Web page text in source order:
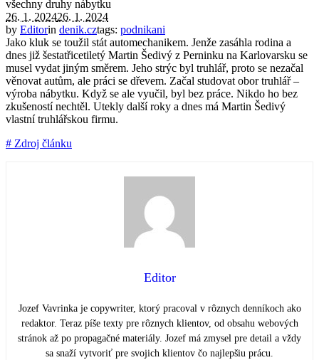
všechny druhy nábytku
26. 1. 202426. 1. 2024
by Editorin denik.cztags: podnikani
Jako kluk se toužil stát automechanikem. Jenže zasáhla rodina a
dnes již šestatřicetiletý Martin Šedivý z Perninku na Karlovarsku se
musel vydat jiným směrem. Jeho strýc byl truhlář, proto se nezačal
věnovat autům, ale práci se dřevem. Začal studovat obor truhlář –
výroba nábytku. Když se ale vyučil, byl bez práce. Nikdo ho bez
zkušeností nechtěl. Utekly další roky a dnes má Martin Šedivý
vlastní truhlářskou firmu.
# Zdroj článku
Editor
Jozef Vavrinka je copywriter, ktorý pracoval v rôznych denníkoch ako
redaktor. Teraz píše texty pre rôznych klientov, od obsahu webových
stránok až po propagačné materiály. Jozef má zmysel pre detail a vždy
sa snaží vytvoriť pre svojich klientov čo najlepšiu prácu.